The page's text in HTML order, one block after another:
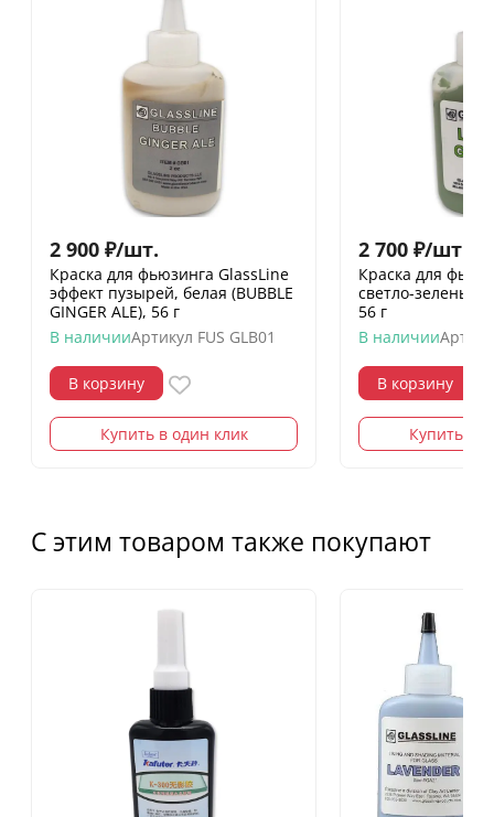
2 900 ₽/шт.
Краска для фьюзинга GlassLine
эффект пузырей, белая (BUBBLE
GINGER ALE), 56 г
В наличииАртикул FUS GLB01
В корзину
Купить в один клик
2 700 ₽/шт.
Краска для
светло-зеленый
56 г
В наличии
В корзину
Купить в
С этим товаром также покупают